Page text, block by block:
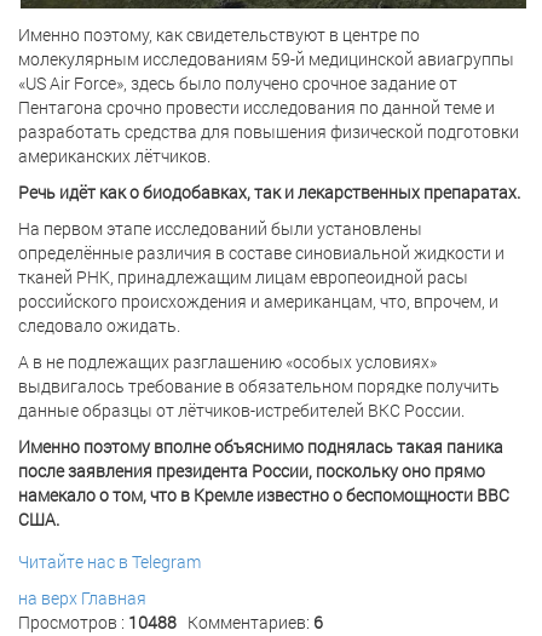
Именно поэтому, как свидетельствуют в центре по
молекулярным исследованиям 59-й медицинской авиагруппы
«US Air Force», здесь было получено срочное задание от
Пентагона срочно провести исследования по данной теме и
разработать средства для повышения физической подготовки
американских лётчиков.
Речь идёт как о биодобавках, так и лекарственных препаратах.
На первом этапе исследований были установлены
определённые различия в составе синовиальной жидкости и
тканей РНК, принадлежащим лицам европеоидной расы
российского происхождения и американцам, что, впрочем, и
следовало ожидать.
А в не подлежащих разглашению «особых условиях»
выдвигалось требование в обязательном порядке получить
данные образцы от лётчиков-истребителей ВКС России.
Именно поэтому вполне объяснимо поднялась такая паника
после заявления президента России, поскольку оно прямо
намекало о том, что в Кремле известно о беспомощности ВВС
США.
Читайте нас в Telegram
на верх Главная
Просмотров : 10488 Комментариев: 6